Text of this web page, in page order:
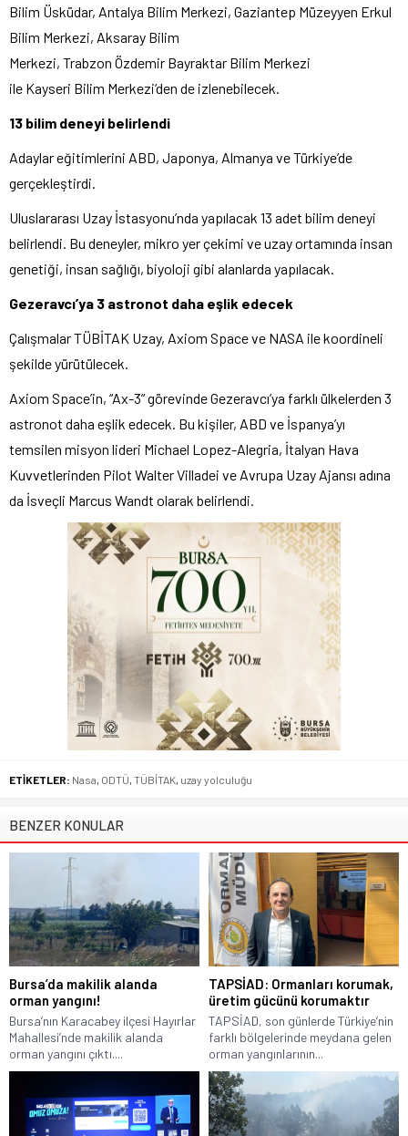
Bilim Üsküdar, Antalya Bilim Merkezi, Gaziantep Müzeyyen Erkul
Bilim Merkezi, Aksaray Bilim
Merkezi, Trabzon Özdemir Bayraktar Bilim Merkezi
ile Kayseri Bilim Merkezi’den de izlenebilecek.
13 bilim deneyi belirlendi
Adaylar eğitimlerini ABD, Japonya, Almanya ve Türkiye’de
gerçekleştirdi.
Uluslararası Uzay İstasyonu’nda yapılacak 13 adet bilim deneyi
belirlendi. Bu deneyler, mikro yer çekimi ve uzay ortamında insan
genetiği, insan sağlığı, biyoloji gibi alanlarda yapılacak.
Gezeravcı’ya 3 astronot daha eşlik edecek
Çalışmalar TÜBİTAK Uzay, Axiom Space ve NASA ile koordineli
şekilde yürütülecek.
Axiom Space’in, “Ax-3” görevinde Gezeravcı’ya farklı ülkelerden 3
astronot daha eşlik edecek. Bu kişiler, ABD ve İspanya’yı
temsilen misyon lideri Michael Lopez-Alegria, İtalyan Hava
Kuvvetlerinden Pilot Walter Villadei ve Avrupa Uzay Ajansı adına
da İsveçli Marcus Wandt olarak belirlendi.
ETİKETLER: Nasa ODTÜ TÜBİTAK uzay yolculuğu
BENZER KONULAR
Bursa’da makilik alanda
orman yangını!
Bursa’nın Karacabey ilçesi Hayırlar
Mahallesi’nde makilik alanda
orman yangını çıktı....
TAPSİAD: Ormanları korumak,
üretim gücünü korumaktır
TAPSİAD, son günlerde Türkiye’nin
farklı bölgelerinde meydana gelen
orman yangınlarının...